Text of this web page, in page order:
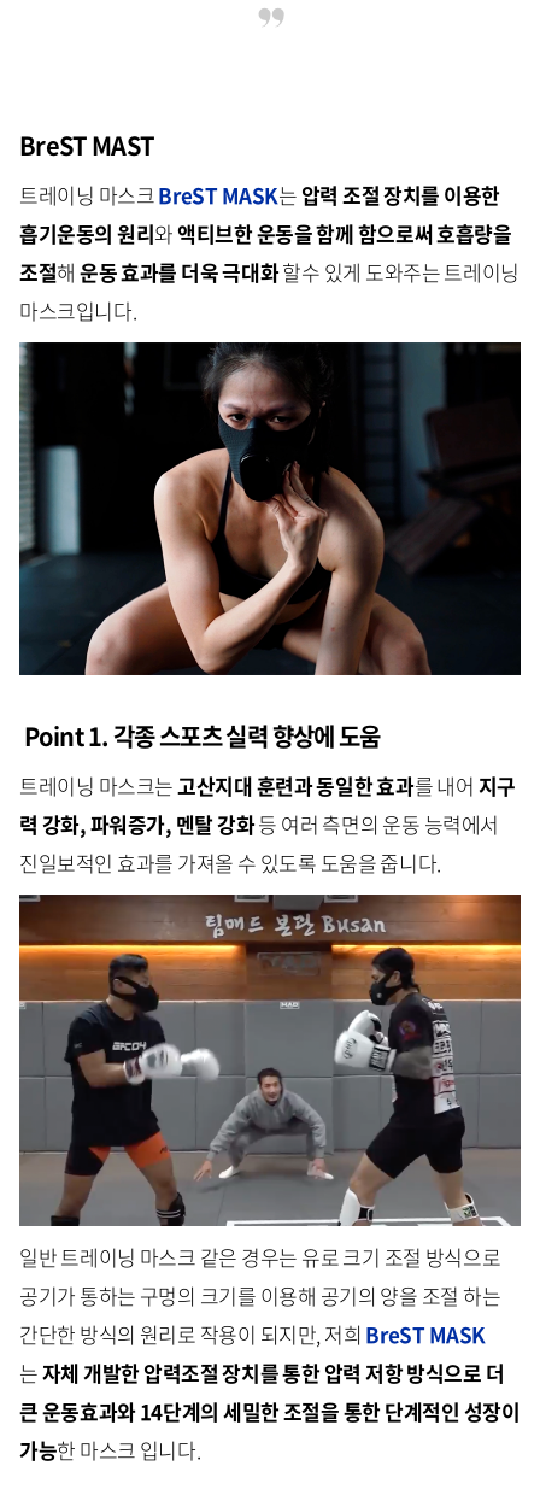
BreST MAST
트레이닝 마스크BreST MASK는 압력 조절 장치를 이용한
흡기운동의 원리와액티브한 운동을 함께 함으로써 호흡량을
조절해 운동 효과를 더욱 극대화할수 있게 도와주는 트레이닝
마스크입니다.
Point 1. 각종 스포츠 실력 향상에 도움
트레이닝 마스크는고산지대 훈련과 동일한 효과를 내어 지구
력 강화, 파워증가, 멘탈 강화등 여러 측면의 운동 능력에서
진일보적인 효과를 가져올 수 있도록 도움을 줍니다.
일반 트레이닝 마스크 같은 경우는 유로 크기 조절 방식으로
공기가 통하는 구멍의 크기를 이용해 공기의 양을 조절 하는
간단한 방식의 원리로 작용이 되지만, 저희 BreST MASK
는자체 개발한 압력조절 장치를 통한 압력 저항 방식으로 더
큰 운동효과와 14단계의 세밀한 조절을 통한 단계적인 성장이
가능한 마스크 입니다.